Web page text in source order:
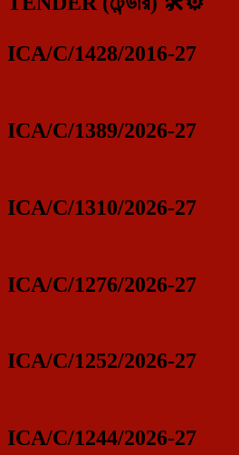
ICA/C/1428/2016-27
ICA/C/1389/2026-27
ICA/C/1310/2026-27
ICA/C/1276/2026-27
ICA/C/1252/2026-27
ICA/C/1244/2026-27